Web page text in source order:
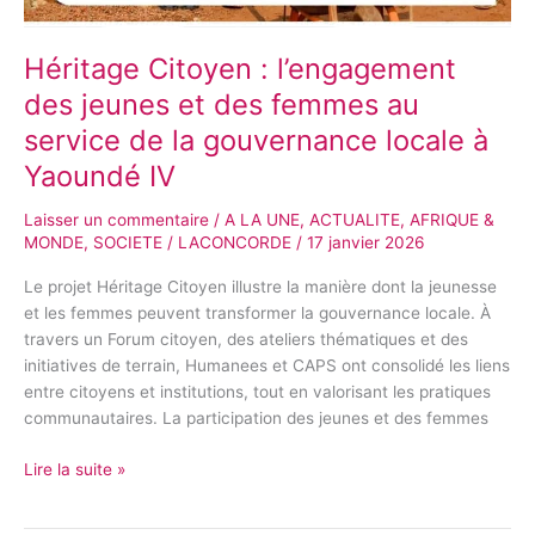
Héritage Citoyen : l’engagement
des jeunes et des femmes au
service de la gouvernance locale à
Yaoundé IV
Laisser un commentaire / A LA UNE, ACTUALITE, AFRIQUE &
MONDE, SOCIETE / LACONCORDE / 17 janvier 2026
Le projet Héritage Citoyen illustre la manière dont la jeunesse
et les femmes peuvent transformer la gouvernance locale. À
travers un Forum citoyen, des ateliers thématiques et des
initiatives de terrain, Humanees et CAPS ont consolidé les liens
entre citoyens et institutions, tout en valorisant les pratiques
communautaires. La participation des jeunes et des femmes
Lire la suite »